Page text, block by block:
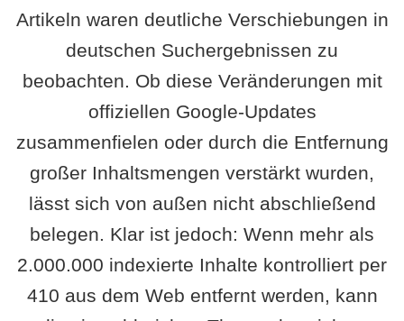
Artikeln waren deutliche Verschiebungen in
deutschen Suchergebnissen zu
beobachten. Ob diese Veränderungen mit
offiziellen Google-Updates
zusammenfielen oder durch die Entfernung
großer Inhaltsmengen verstärkt wurden,
lässt sich von außen nicht abschließend
belegen. Klar ist jedoch: Wenn mehr als
2.000.000 indexierte Inhalte kontrolliert per
410 aus dem Web entfernt werden, kann